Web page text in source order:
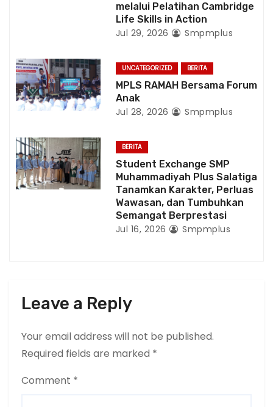
melalui Pelatihan Cambridge
Life Skills in Action
Jul 29, 2026 Smpmplus
UNCATEGORIZED BERITA
MPLS RAMAH Bersama Forum
Anak
Jul 28, 2026 Smpmplus
BERITA
Student Exchange SMP
Muhammadiyah Plus Salatiga
Tanamkan Karakter, Perluas
Wawasan, dan Tumbuhkan
Semangat Berprestasi
Jul 16, 2026 Smpmplus
Leave a Reply
Your email address will not be published.
Required fields are marked *
Comment *